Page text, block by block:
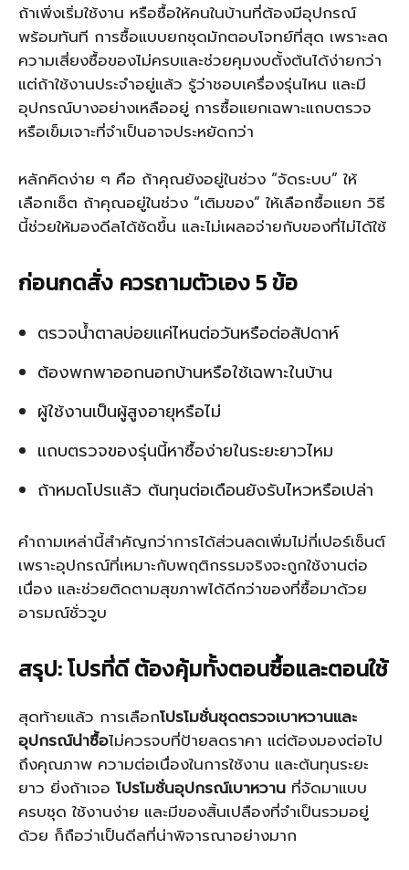
ถ้าเพิ่งเริ่มใช้งาน หรือซื้อให้คนในบ้านที่ต้องมีอุปกรณ์
พร้อมทันที การซื้อแบบยกชุดมักตอบโจทย์ที่สุด เพราะลด
ความเสี่ยงซื้อของไม่ครบและช่วยคุมงบตั้งต้นได้ง่ายกว่า
แต่ถ้าใช้งานประจำอยู่แล้ว รู้ว่าชอบเครื่องรุ่นไหน และมี
อุปกรณ์บางอย่างเหลืออยู่ การซื้อแยกเฉพาะแถบตรวจ
หรือเข็มเจาะที่จำเป็นอาจประหยัดกว่า
หลักคิดง่าย ๆ คือ ถ้าคุณยังอยู่ในช่วง “จัดระบบ” ให้
เลือกเซ็ต ถ้าคุณอยู่ในช่วง “เติมของ” ให้เลือกซื้อแยก วิธี
นี้ช่วยให้มองดีลได้ชัดขึ้น และไม่เผลอจ่ายกับของที่ไม่ได้ใช้
ก่อนกดสั่ง ควรถามตัวเอง 5 ข้อ
ตรวจน้ำตาลบ่อยแค่ไหนต่อวันหรือต่อสัปดาห์
ต้องพกพาออกนอกบ้านหรือใช้เฉพาะในบ้าน
ผู้ใช้งานเป็นผู้สูงอายุหรือไม่
แถบตรวจของรุ่นนี้หาซื้อง่ายในระยะยาวไหม
ถ้าหมดโปรแล้ว ต้นทุนต่อเดือนยังรับไหวหรือเปล่า
คำถามเหล่านี้สำคัญกว่าการได้ส่วนลดเพิ่มไม่กี่เปอร์เซ็นต์
เพราะอุปกรณ์ที่เหมาะกับพฤติกรรมจริงจะถูกใช้งานต่อ
เนื่อง และช่วยติดตามสุขภาพได้ดีกว่าของที่ซื้อมาด้วย
อารมณ์ชั่ววูบ
สรุป: โปรที่ดี ต้องคุ้มทั้งตอนซื้อและตอนใช้
สุดท้ายแล้ว การเลือกโปรโมชั่นชุดตรวจเบาหวานและ
อุปกรณ์น่าซื้อไม่ควรจบที่ป้ายลดราคา แต่ต้องมองต่อไป
ถึงคุณภาพ ความต่อเนื่องในการใช้งาน และต้นทุนระยะ
ยาว ยิ่งถ้าเจอ โปรโมชั่นอุปกรณ์เบาหวาน ที่จัดมาแบบ
ครบชุด ใช้งานง่าย และมีของสิ้นเปลืองที่จำเป็นรวมอยู่
ด้วย ก็ถือว่าเป็นดีลที่น่าพิจารณาอย่างมาก